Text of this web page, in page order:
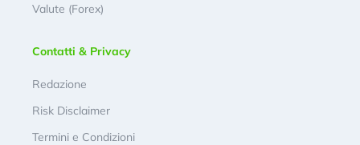
Valute (Forex)
Contatti & Privacy
Redazione
Risk Disclaimer
Termini e Condizioni